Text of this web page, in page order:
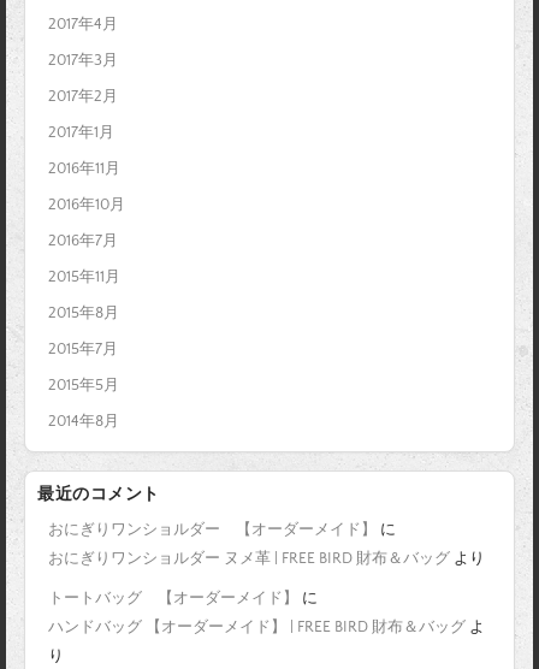
2017年4月
2017年3月
2017年2月
2017年1月
2016年11月
2016年10月
2016年7月
2015年11月
2015年8月
2015年7月
2015年5月
2014年8月
最近のコメント
おにぎりワンショルダー 【オーダーメイド】
に
おにぎりワンショルダー ヌメ革 | FREE BIRD 財布＆バッグ より
トートバッグ 【オーダーメイド】
に
ハンドバッグ 【オーダーメイド】 | FREE BIRD 財布＆バッグ よ
り